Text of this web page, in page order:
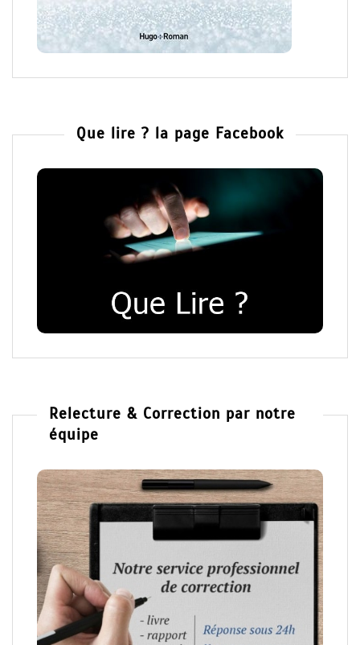
Que lire ? la page Facebook
Relecture & Correction par notre
équipe